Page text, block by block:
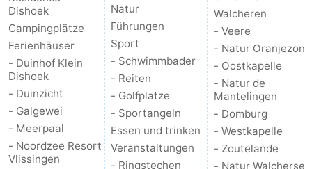
Dishoek
Campingplätze
Ferienhäuser
- Duinhof Klein
Dishoek
- Duinzicht
- Galgewei
- Meerpaal
- Noordzee Resort
Vlissingen
Natur
Führungen
Sport
- Schwimmbader
- Reiten
- Golfplatze
- Sportangeln
Essen und trinken
Veranstaltungen
- Ringstechen
Walcheren
- Veere
- Natur Oranjezon
- Oostkapelle
- Natur de
Mantelingen
- Domburg
- Westkapelle
- Zoutelande
- Natur Walcherse